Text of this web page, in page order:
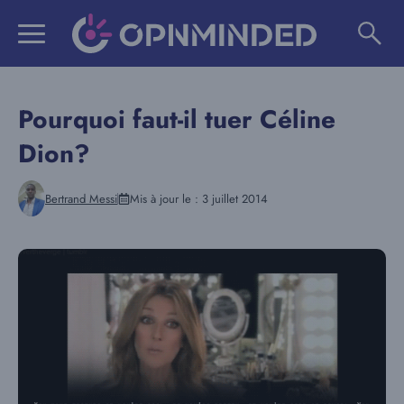
Pourquoi faut-il tuer Céline
Dion?
Bertrand Messi Mis à jour le : 3 juillet 2014